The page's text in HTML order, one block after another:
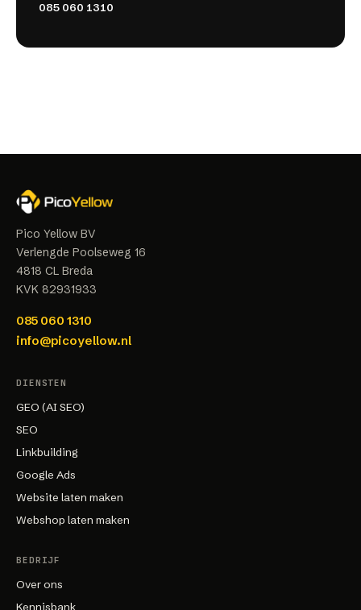
085 060 1310
Pico Yellow BV
Verlengde Poolseweg 16
4818 CL Breda
KVK 82931933
085 060 1310
info@picoyellow.nl
DIENSTEN
GEO (AI SEO)
SEO
Linkbuilding
Google Ads
Website laten maken
Webshop laten maken
BEDRIJF
Over ons
Kennisbank